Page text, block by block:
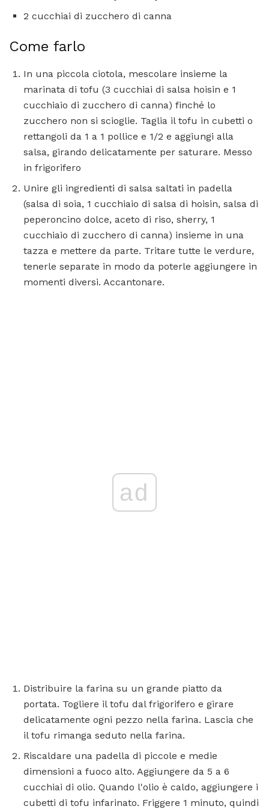
2 cucchiai di zucchero di canna
Come farlo
In una piccola ciotola, mescolare insieme la
marinata di tofu (3 cucchiai di salsa hoisin e 1
cucchiaio di zucchero di canna) finché lo
zucchero non si scioglie. Taglia il tofu in cubetti o
rettangoli da 1 a 1 pollice e 1/2 e aggiungi alla
salsa, girando delicatamente per saturare. Messo
in frigorifero
Unire gli ingredienti di salsa saltati in padella
(salsa di soia, 1 cucchiaio di salsa di hoisin, salsa di
peperoncino dolce, aceto di riso, sherry, 1
cucchiaio di zucchero di canna) insieme in una
tazza e mettere da parte. Tritare tutte le verdure,
tenerle separate in modo da poterle aggiungere in
momenti diversi. Accantonare.
ad
Distribuire la farina su un grande piatto da
portata. Togliere il tofu dal frigorifero e girare
delicatamente ogni pezzo nella farina. Lascia che
il tofu rimanga seduto nella farina.
Riscaldare una padella di piccole e medie
dimensioni a fuoco alto. Aggiungere da 5 a 6
cucchiai di olio. Quando l'olio è caldo, aggiungere i
cubetti di tofu infarinato. Friggere 1 minuto, quindi